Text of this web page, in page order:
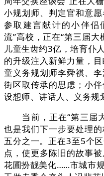
小规划师、判定官和意
参取建言献计的小伴侣
流”高校，正在“第三届
儿童生齿约3亿，培育仆
的升级注入新鲜力量，
童义务规划师李舜祺、
街区取传承的思虑；小
设想师、讲话人、义务规
当前，正在“第三届大
也是我们下一步要处理
五分之一。正在3至5个
点，使更多陈旧的故事
花圃扮靓美化……市城市